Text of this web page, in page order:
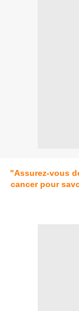
"Assurez-vous
cancer pour